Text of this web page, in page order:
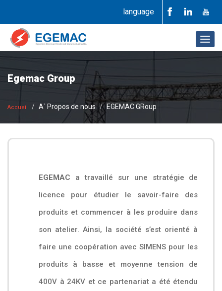
language
Egemac Group
Accueil A` Propos de nous EGEMAC GRoup
EGEMAC a travaillé sur une stratégie de
licence pour étudier le savoir-faire des
produits et commencer à les produire dans
son atelier. Ainsi, la société s’est orienté à
faire une coopération avec SIMENS pour les
produits à basse et moyenne tension de
400V à 24KV et ce partenariat a été étendu